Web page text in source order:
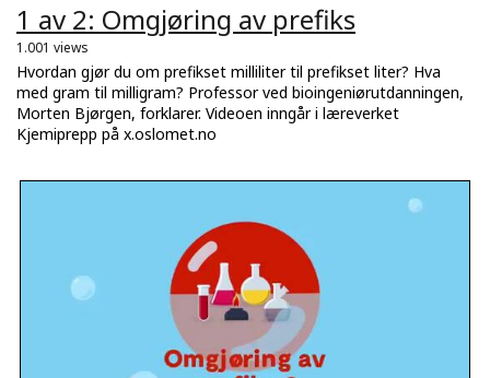
1 av 2: Omgjøring av prefiks
1.001 views
Hvordan gjør du om prefikset milliliter til prefikset liter? Hva
med gram til milligram? Professor ved bioingeniørutdanningen,
Morten Bjørgen, forklarer. Videoen inngår i læreverket
Kjemiprepp på x.oslomet.no